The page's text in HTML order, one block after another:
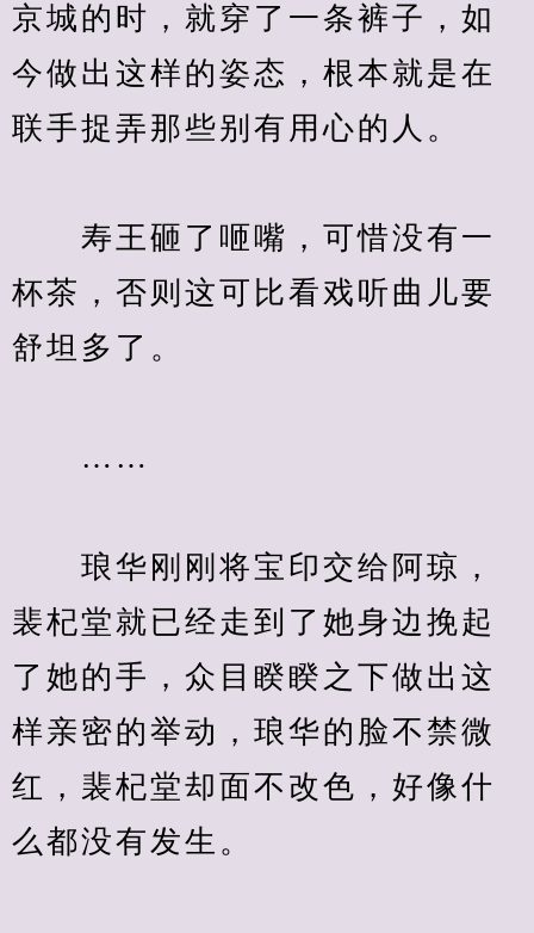
京城的时，就穿了一条裤子，如
今做出这样的姿态，根本就是在
寿王砸了咂嘴，可惜没有一
杯茶，否则这可比看戏听曲儿要
琅华刚刚将宝印交给阿琼，
裴杞堂就已经走到了她身边挽起
了她的手，众目睽睽之下做出这
样亲密的举动，琅华的脸不禁微
红，裴杞堂却面不改色，好像什